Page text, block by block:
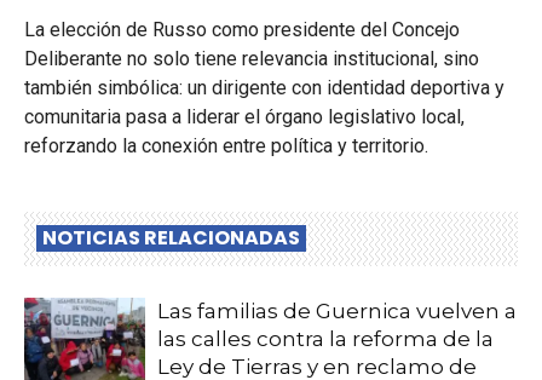
La elección de Russo como presidente del Concejo
Deliberante no solo tiene relevancia institucional, sino
también simbólica: un dirigente con identidad deportiva y
comunitaria pasa a liderar el órgano legislativo local,
reforzando la conexión entre política y territorio.
NOTICIAS RELACIONADAS
Las familias de Guernica vuelven a
las calles contra la reforma de la
Ley de Tierras y en reclamo de